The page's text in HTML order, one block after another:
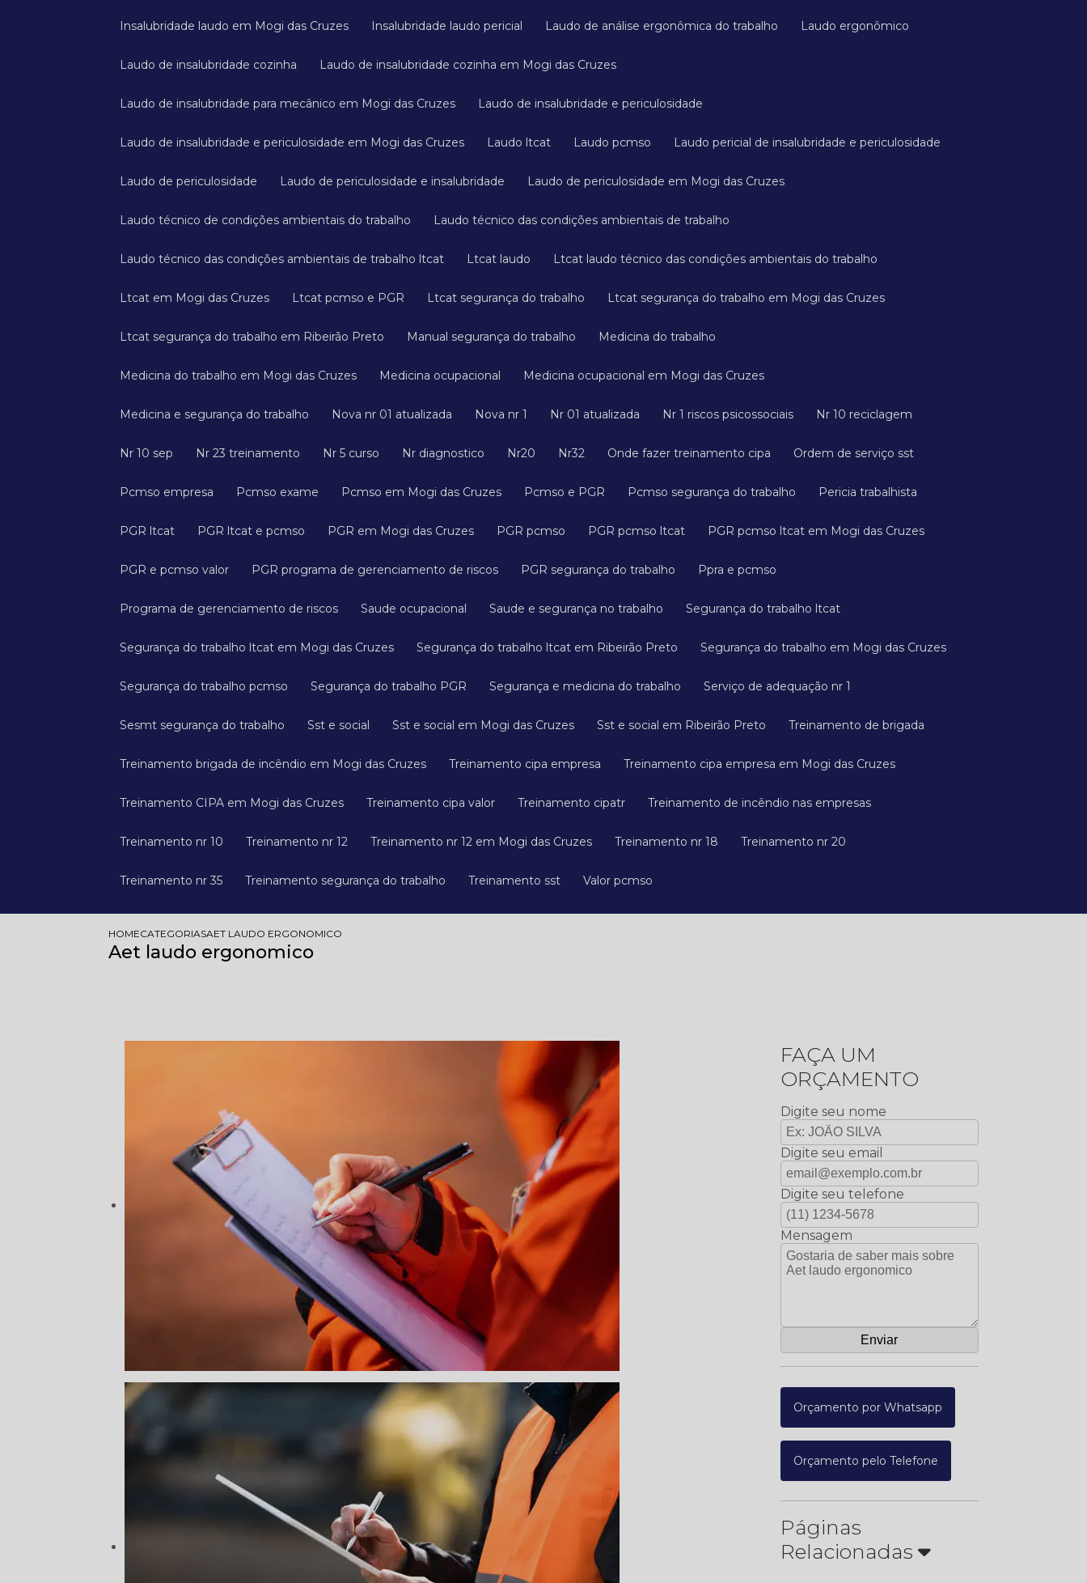
Insalubridade laudo em Mogi das Cruzes Insalubridade laudo pericial Laudo de análise ergonômica do trabalho Laudo ergonômico
Laudo de insalubridade cozinha Laudo de insalubridade cozinha em Mogi das Cruzes
Laudo de insalubridade para mecânico em Mogi das Cruzes Laudo de insalubridade e periculosidade
Laudo de insalubridade e periculosidade em Mogi das Cruzes Laudo ltcat Laudo pcmso Laudo pericial de insalubridade e periculosidade
Laudo de periculosidade Laudo de periculosidade e insalubridade Laudo de periculosidade em Mogi das Cruzes
Laudo técnico de condições ambientais do trabalho Laudo técnico das condições ambientais de trabalho
Laudo técnico das condições ambientais de trabalho ltcat Ltcat laudo Ltcat laudo técnico das condições ambientais do trabalho
Ltcat em Mogi das Cruzes Ltcat pcmso e PGR Ltcat segurança do trabalho Ltcat segurança do trabalho em Mogi das Cruzes
Ltcat segurança do trabalho em Ribeirão Preto Manual segurança do trabalho Medicina do trabalho
Medicina do trabalho em Mogi das Cruzes Medicina ocupacional Medicina ocupacional em Mogi das Cruzes
Medicina e segurança do trabalho Nova nr 01 atualizada Nova nr 1 Nr 01 atualizada Nr 1 riscos psicossociais Nr 10 reciclagem
Nr 10 sep Nr 23 treinamento Nr 5 curso Nr diagnostico Nr20 Nr32 Onde fazer treinamento cipa Ordem de serviço sst
Pcmso empresa Pcmso exame Pcmso em Mogi das Cruzes Pcmso e PGR Pcmso segurança do trabalho Pericia trabalhista
PGR ltcat PGR ltcat e pcmso PGR em Mogi das Cruzes PGR pcmso PGR pcmso ltcat PGR pcmso ltcat em Mogi das Cruzes
PGR e pcmso valor PGR programa de gerenciamento de riscos PGR segurança do trabalho Ppra e pcmso
Programa de gerenciamento de riscos Saude ocupacional Saude e segurança no trabalho Segurança do trabalho ltcat
Segurança do trabalho ltcat em Mogi das Cruzes Segurança do trabalho ltcat em Ribeirão Preto Segurança do trabalho em Mogi das Cruzes
Segurança do trabalho pcmso Segurança do trabalho PGR Segurança e medicina do trabalho Serviço de adequação nr 1
Sesmt segurança do trabalho Sst e social Sst e social em Mogi das Cruzes Sst e social em Ribeirão Preto Treinamento de brigada
Treinamento brigada de incêndio em Mogi das Cruzes Treinamento cipa empresa Treinamento cipa empresa em Mogi das Cruzes
Treinamento CIPA em Mogi das Cruzes Treinamento cipa valor Treinamento cipatr Treinamento de incêndio nas empresas
Treinamento nr 10 Treinamento nr 12 Treinamento nr 12 em Mogi das Cruzes Treinamento nr 18 Treinamento nr 20
Treinamento nr 35 Treinamento segurança do trabalho Treinamento sst Valor pcmso
HOMECATEGORIASAET LAUDO ERGONOMICO
Aet laudo ergonomico
FAÇA UM
ORÇAMENTO
Digite seu nome
Digite seu email
Digite seu telefone
Mensagem
Orçamento por Whatsapp
Orçamento pelo Telefone
Páginas
Relacionadas